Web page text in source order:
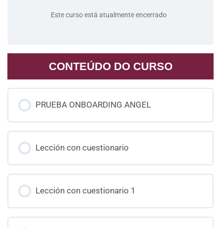
Este curso está atualmente encerrado
CONTEÚDO DO CURSO
PRUEBA ONBOARDING ANGEL
Lección con cuestionario
Lección con cuestionario 1